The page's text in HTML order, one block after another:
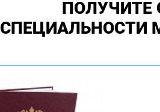
СПЕЦИАЛЬНОСТИ